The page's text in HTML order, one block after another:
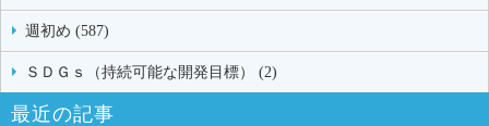
週初め (587)
ＳＤＧｓ（持続可能な開発目標） (2)
最近の記事